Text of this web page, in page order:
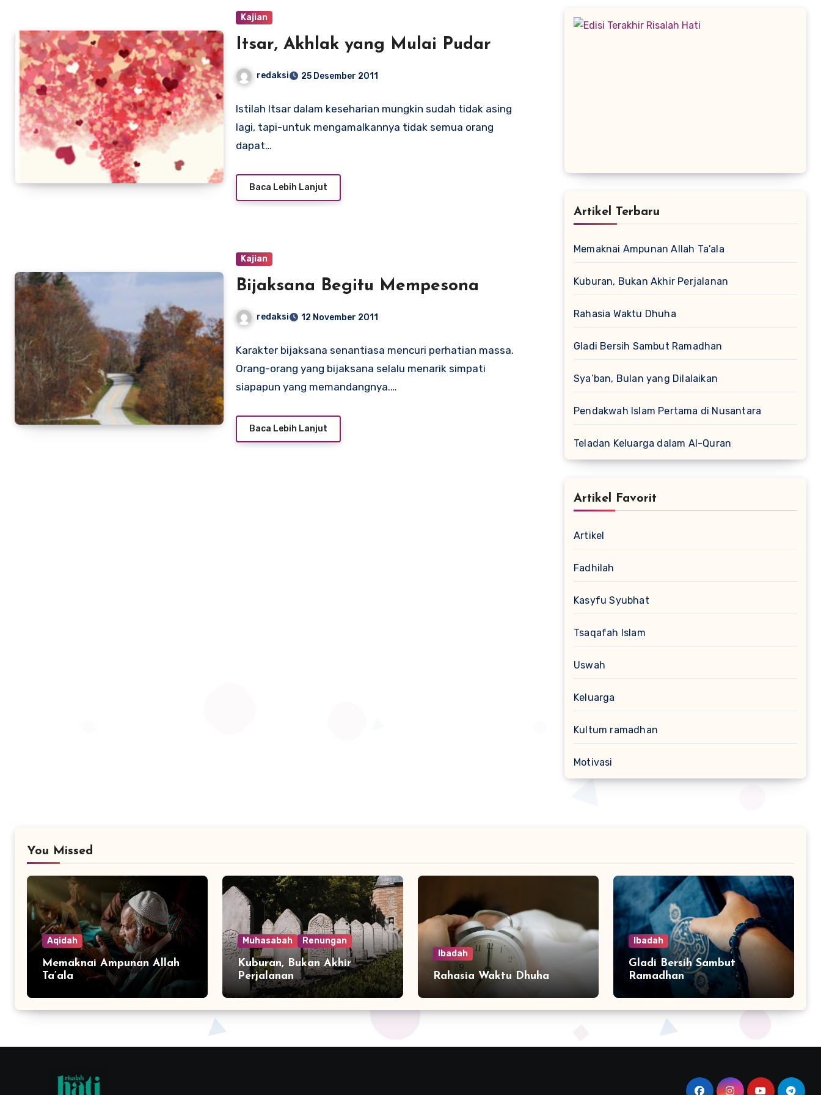
Kajian
Itsar, Akhlak yang Mulai Pudar
redaksi 25 Desember 2011
Istilah Itsar dalam keseharian mungkin sudah tidak asing
lagi, tapi-untuk mengamalkannya tidak semua orang
dapat…
Baca Lebih Lanjut
Kajian
Bijaksana Begitu Mempesona
redaksi 12 November 2011
Karakter bijaksana senantiasa mencuri perhatian massa.
Orang-orang yang bijaksana selalu menarik simpati
siapapun yang memandangnya.…
Baca Lebih Lanjut
Artikel Terbaru
Memaknai Ampunan Allah Ta’ala
Kuburan, Bukan Akhir Perjalanan
Rahasia Waktu Dhuha
Gladi Bersih Sambut Ramadhan
Sya’ban, Bulan yang Dilalaikan
Pendakwah Islam Pertama di Nusantara
Teladan Keluarga dalam Al-Quran
Artikel Favorit
Artikel
Fadhilah
Kasyfu Syubhat
Tsaqafah Islam
Uswah
Keluarga
Kultum ramadhan
Motivasi
You Missed
Aqidah
Memaknai Ampunan Allah
Ta’ala
Muhasabah Renungan
Kuburan, Bukan Akhir
Perjalanan
Ibadah
Rahasia Waktu Dhuha
Ibadah
Gladi Bersih Sambut
Ramadhan